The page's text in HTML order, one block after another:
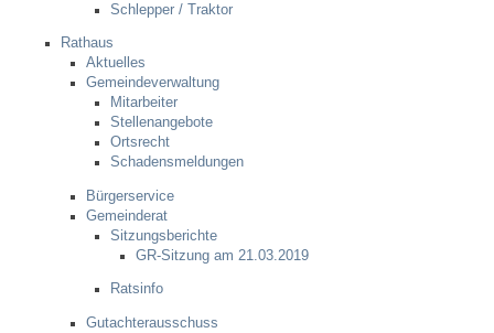
Trinkwasser - Härtebereich
Redaktionsstatut für das Amtsblatt
Fahrplanauskünfte
Abfall-Infos
Schlepper / Traktor
Rathaus
Aktuelles
Gemeindeverwaltung
Mitarbeiter
Stellenangebote
Ortsrecht
Schadensmeldungen
Bürgerservice
Gemeinderat
Sitzungsberichte
GR-Sitzung am 21.03.2019
Ratsinfo
Gutachterausschuss